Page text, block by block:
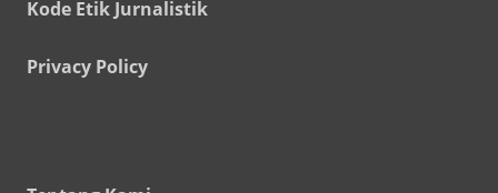
Kode Etik Jurnalistik
Privacy Policy